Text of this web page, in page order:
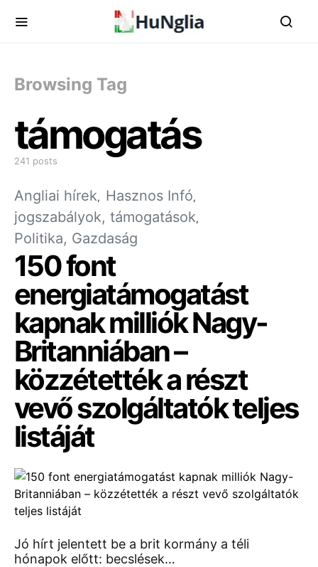
Browsing Tag
támogatás
241 posts
Angliai hírek Hasznos Infó
jogszabályok, támogatások
Politika, Gazdaság
150 font
energiatámogatást
kapnak milliók Nagy-
Britanniában –
közzétették a részt
vevő szolgáltatók teljes
listáját
Jó hírt jelentett be a brit kormány a téli
hónapok előtt: becslések…